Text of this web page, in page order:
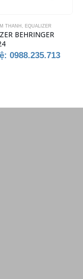
THANH EQUALIZER
BEHRINGER
0988.235.713